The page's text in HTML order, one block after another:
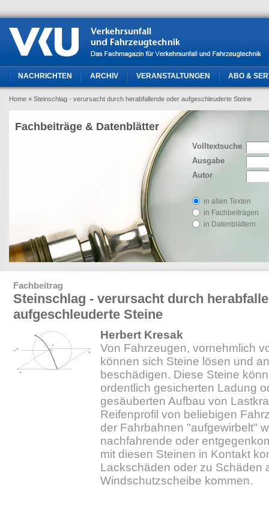
NACHRICHTEN ARCHIV VERANSTALTUNGEN ABO &
Home » Steinschlag - verursacht durch herabfallende oder aufgeschleuderte Steine
Volltextsuche
Ausgabe
Autor
in allen Texten
in Fachbeiträgen
in Datenblättern
Fachbeiträge & Datenblätter
Fachbeitrag
Steinschlag - verursacht durch
aufgeschleuderte Steine
Herbert Kresak
Von Fahrzeugen, vornehmlich
können sich Steine lösen und
beschädigen. Diese Steine
ordentlich gesicherten Ladung
gesäuberten Aufbau von
Reifenprofil von beliebigen
der Fahrbahnen "aufgewirbelt"
nachfahrende oder
mit diesen Steinen in Kontakt
Lackschäden oder zu Schäden
Windschutzscheibe kommen.